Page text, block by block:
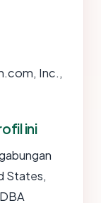
Inc.,
ini
States,